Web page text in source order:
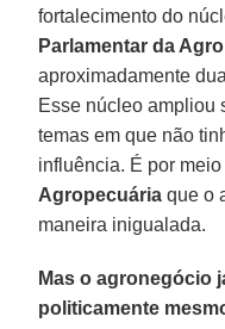
fortalecimento do
Parlamentar da
aproximadamente
Esse núcleo ampliou
temas em que não
influência. É por meio
Agropecuária que o
maneira inigualada.
Mas o agronegócio
politicamente